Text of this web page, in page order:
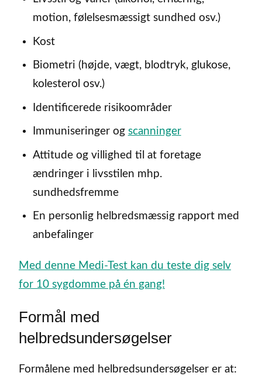
motion, følelsesmæssigt sundhed osv.)
Kost
Biometri (højde, vægt, blodtryk, glukose,
kolesterol osv.)
Identificerede risikoområder
Immuniseringer og scanninger
Attitude og villighed til at foretage
ændringer i livsstilen mhp.
sundhedsfremme
En personlig helbredsmæssig rapport med
anbefalinger
Med denne Medi-Test kan du teste dig selv
for 10 sygdomme på én gang!
Formål med
helbredsundersøgelser
Formålene med helbredsundersøgelser er at: